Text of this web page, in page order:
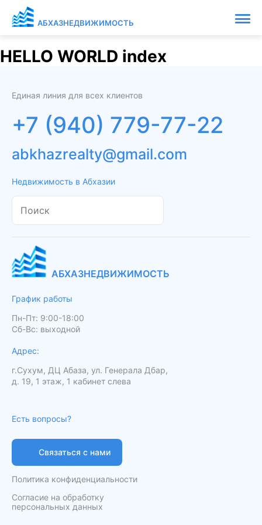
АБХАЗНЕДВИЖИМОСТЬ
HELLO WORLD index
Единая линия для всех клиентов
+7 (940) 779-77-22
Недвижимость в Абхазии
abkhazrealty@gmail.com
АБХАЗНЕДВИЖИМОСТЬ
График работы
Пн-Пт: 9:00-18:00
Сб-Вс: выходной
Адрес:
г.Сухум, ДЦ Абаза, ул. Генерала Дбар,
д. 19, 1 этаж, 1 кабинет слева
Политика конфиденциальности
Согласие на обработку
персональных данных
Есть вопросы?
Связаться с нами